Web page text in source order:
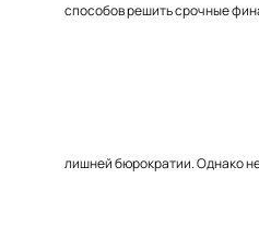
способов решить срочные
лишней бюрократии. Однако